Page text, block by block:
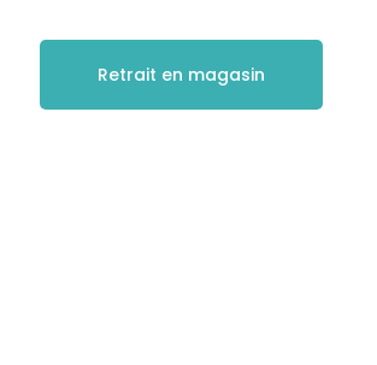
Retrait en magasin